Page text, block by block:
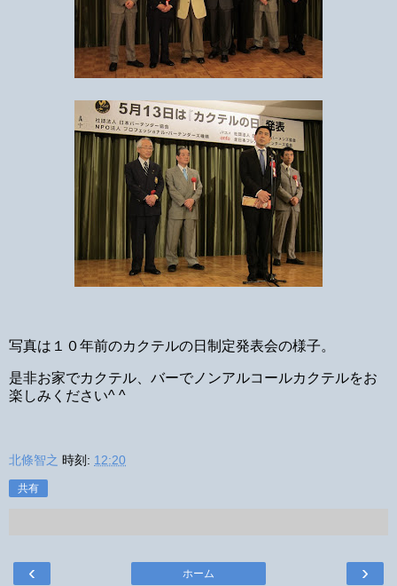
写真は１０年前のカクテルの日制定発表会の様子。
是非お家でカクテル、バーでノンアルコールカクテルをお
楽しみください^ ^
北條智之 時刻: 12:20
共有
‹ ›
ホーム